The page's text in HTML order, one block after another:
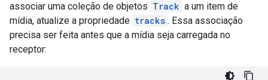
associar uma coleção de objetos Track a um item de
mídia, atualize a propriedade tracks . Essa associação
precisa ser feita antes que a mídia seja carregada no
receptor: